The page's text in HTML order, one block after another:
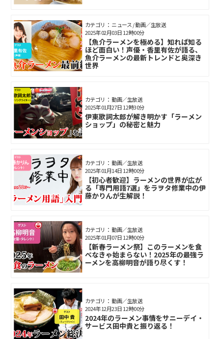
カテゴリ： ニュース / 動画／生放送
【魚介ラーメンを極める】知れば知る
ほど面白い！声優・香里有佐が語る、
魚介ラーメンの最新トレンドと奥深き
世界
2025年02月03日 12時00分
カテゴリ： 動画／生放送
伊東歌詞太郎が解き明かす「ラーメン
ショップ」の秘密と魅力
2025年01月27日 12時30分
カテゴリ： 動画／生放送
【初心者歓迎】ラーメンの世界が広が
る「専門用語7選」をラヲタ修業中の伊
藤かりんが生解説！
2025年01月14日 12時00分
カテゴリ： 動画／生放送
【新春ラーメン祭】このラーメンを食
べなきゃ始まらない！2025年の最強ラ
ーメンを高柳明音が語り尽くす！
2025年01月07日 12時00分
カテゴリ： 動画／生放送
2024年のラーメン事情をサニーデイ・
サービス田中貴と振り返る！
2024年12月23日 12時00分